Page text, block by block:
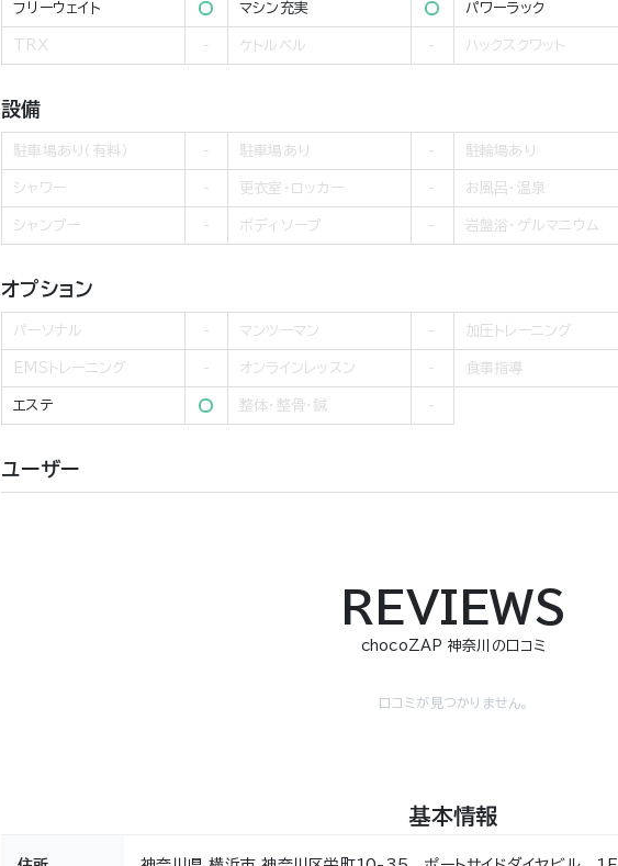
フリーウェイト マシン充実 パワーラック
TRX ケトルベル ハックスクワット
設備
駐車場あり（有料） 駐車場あり 駐輪場あり
シャワー 更衣室・ロッカー お風呂・温泉
シャンプー ボディソープ 岩盤浴・ゲルマニウム
オプション
パーソナル マンツーマン 加圧トレーニング
EMSトレーニング オンラインレッスン 食事指導
エステ 整体・整骨・鍼
ユーザー
REVIEWS
chocoZAP 神奈川の口コミ
口コミが見つかりません。
基本情報